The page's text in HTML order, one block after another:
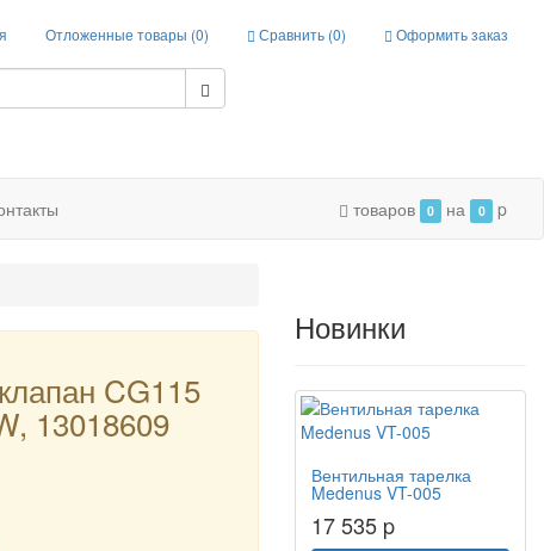
Отложенные товары (0) Сравнить (0) Оформить заказ
товаров 0 на 0 p
CG115
13018609
Новинки
Вентильная тарелка
Medenus VT-005
17 535 p